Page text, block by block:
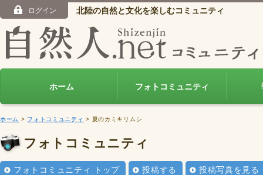
ログイン 北陸の自然と文化を楽しむコミュニティ
ホーム フォトコミュニティ
ホーム > フォトコミュニティ > 夏のカミキリムシ
フォトコミュニティ
フォトコミュニティ トップ 投稿する 投稿写真を見る